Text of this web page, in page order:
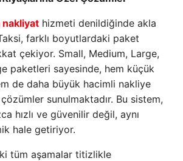
nakliyat hizmeti denildiğinde akla
farklı boyutlardaki paket
çekiyor. Small, Medium, Large,
paketleri sayesinde, hem küçük
de daha büyük hacimli nakliye
sunulmaktadır. Bu sistem,
hızlı ve güvenilir değil, aynı
hale getiriyor.
tüm aşamalar titizlikle